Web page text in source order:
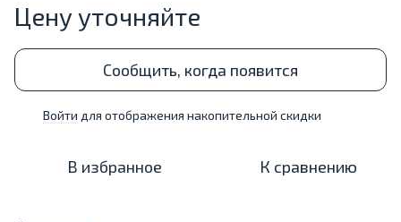
Цену уточняйте
Сообщить, когда появится
Войти для отображения накопительной скидки
В избранное К сравнению